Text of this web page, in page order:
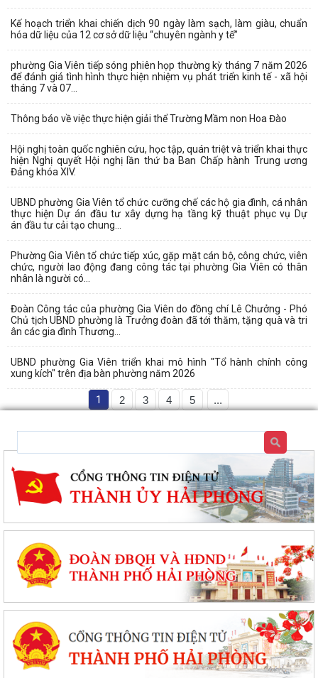
Kế hoạch triển khai chiến dịch 90 ngày làm sạch, làm giàu, chuẩn
hóa dữ liệu của 12 cơ sở dữ liệu “chuyên ngành y tế”
phường Gia Viên tiếp sóng phiên họp thường kỳ tháng 7 năm 2026
để đánh giá tình hình thực hiện nhiệm vụ phát triển kinh tế - xã hội
tháng 7 và 07...
Thông báo về việc thực hiện giải thể Trường Mầm non Hoa Đào
Hội nghị toàn quốc nghiên cứu, học tập, quán triệt và triển khai thực
hiện Nghị quyết Hội nghị lần thứ ba Ban Chấp hành Trung ương
Đảng khóa XIV.
UBND phường Gia Viên tổ chức cưỡng chế các hộ gia đình, cá nhân
thực hiện Dự án đầu tư xây dựng hạ tầng kỹ thuật phục vụ Dự
án đầu tư cải tạo chung...
Phường Gia Viên tổ chức tiếp xúc, gặp mặt cán bộ, công chức, viên
chức, người lao động đang công tác tại phường Gia Viên có thân
nhân là người có...
Đoàn Công tác của phường Gia Viên do đồng chí Lê Chưởng - Phó
Chủ tịch UBND phường là Trưởng đoàn đã tới thăm, tặng quà và tri
ân các gia đình Thương...
UBND phường Gia Viên triển khai mô hình "Tổ hành chính công
xung kích" trên địa bàn phường năm 2026
1 2 3 4 5 ...